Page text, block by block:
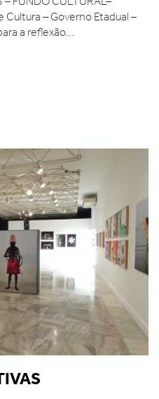
Cultura – Governo Etadual –
a reflexão...